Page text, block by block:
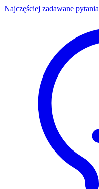
Najczęściej zadawane pytania